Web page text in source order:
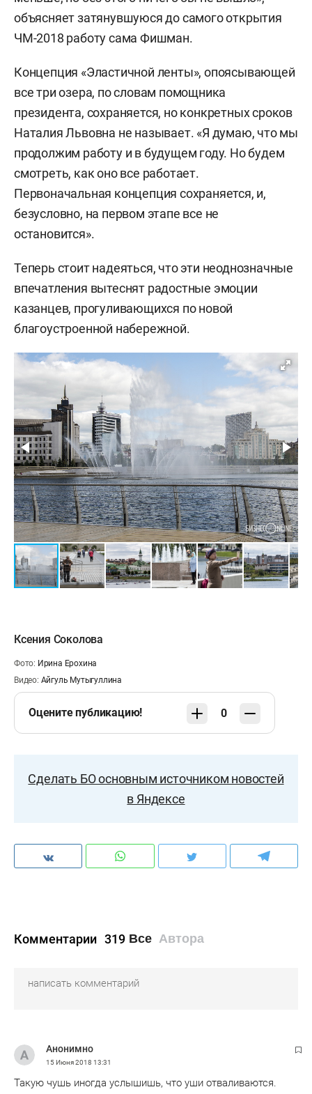
объясняет затянувшуюся до самого открытия
ЧМ-2018 работу сама Фишман.
Концепция «Эластичной ленты», опоясывающей
все три озера, по словам помощника
президента, сохраняется, но конкретных сроков
Наталия Львовна не называет. «Я думаю, что мы
продолжим работу и в будущем году. Но будем
смотреть, как оно все работает.
Первоначальная концепция сохраняется, и,
безусловно, на первом этапе все не
остановится».
Теперь стоит надеяться, что эти неоднозначные
впечатления вытеснят радостные эмоции
казанцев, прогуливающихся по новой
благоустроенной набережной.
Ксения Соколова
Фото: Ирина Ерохина
Видео: Айгуль Мутыгуллина
Оцените публикацию! 0
Сделать БО основным источником новостей
в Яндексе
Комментарии 319 Все Автора
Анонимно
15 Июня 2018 13:31
Такую чушь иногда услышишь, что уши отваливаются.